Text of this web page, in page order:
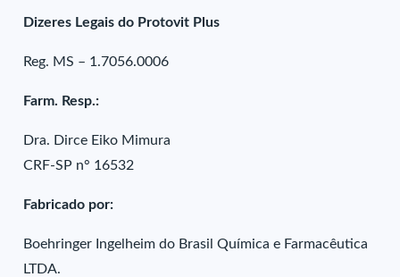
Dizeres Legais do Protovit Plus
Reg. MS – 1.7056.0006
Farm. Resp.:
Dra. Dirce Eiko Mimura
CRF-SP n° 16532
Fabricado por:
Boehringer Ingelheim do Brasil Química e Farmacêutica
LTDA.